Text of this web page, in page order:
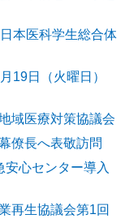
本医科学生総合体
19日（火曜日）
域医療対策協議会
僚長へ表敬訪問
心センター導入
再生協議会第1回